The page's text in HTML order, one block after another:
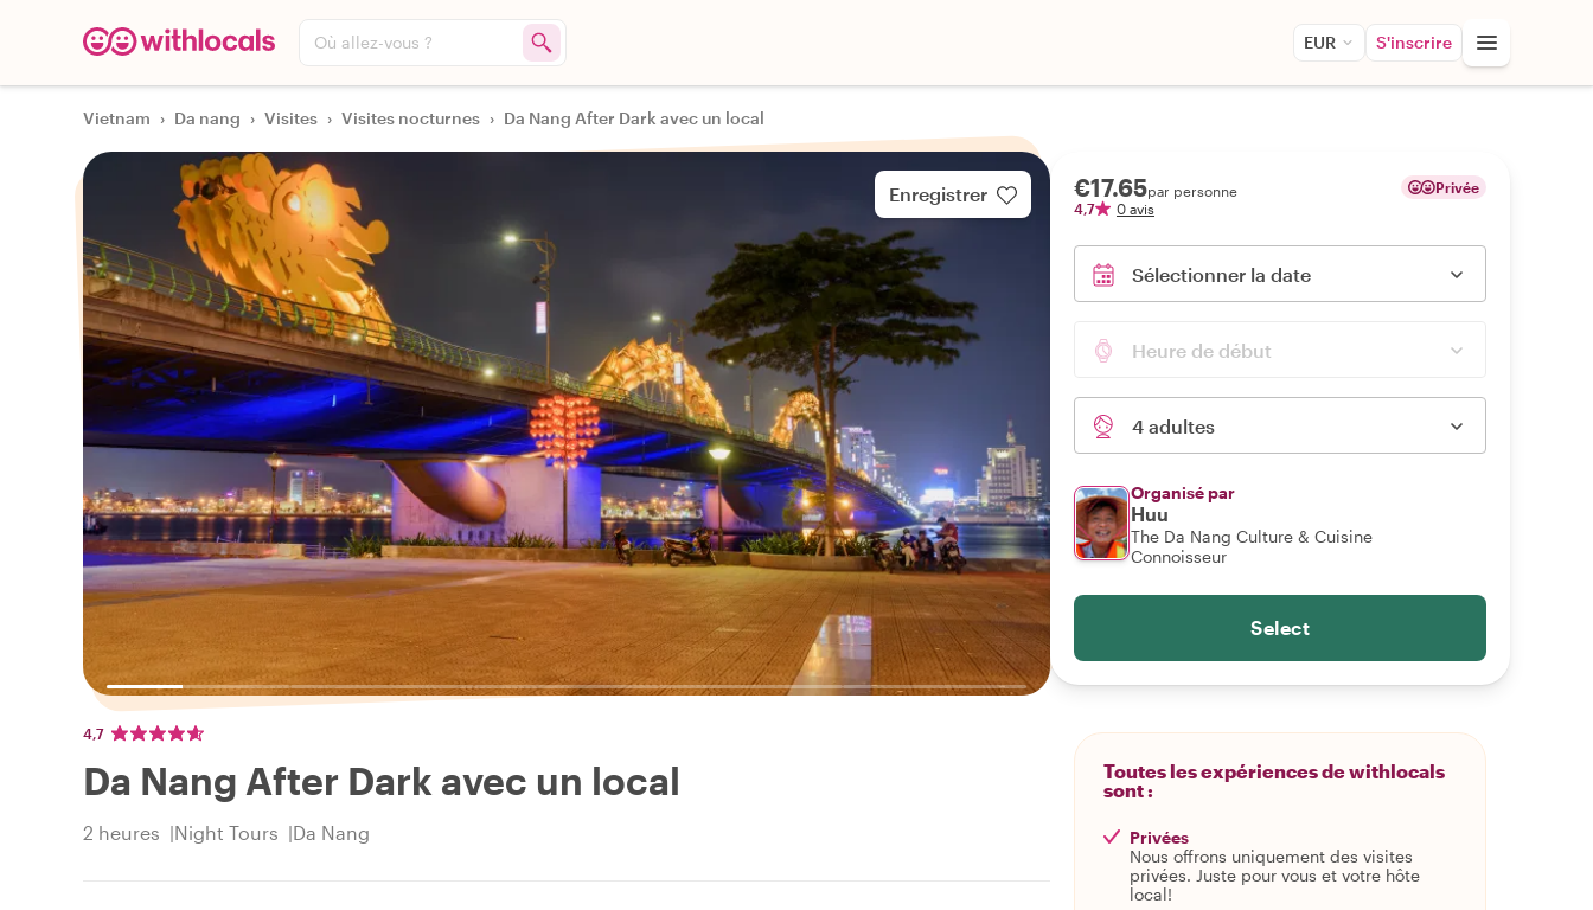
Où allez-vous ? EUR S'inscrire
Vietnam › Da nang › Visites › Visites nocturnes › Da Nang After Dark avec un local
Enregistrer
4,7
Da Nang After Dark avec un local
2 heures Night Tours Da Nang
€17.65par personne
4,7
0 avis
Privée
Sélectionner la date
Heure de début
4 adultes
Organisé par
Huu
The Da Nang Culture & Cuisine
Connoisseur
Select
Toutes les expériences de withlocals
sont :
Privées
Nous offrons uniquement des visites
privées. Juste pour vous et votre hôte
local!